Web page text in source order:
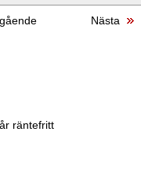
Nästa
räntefritt